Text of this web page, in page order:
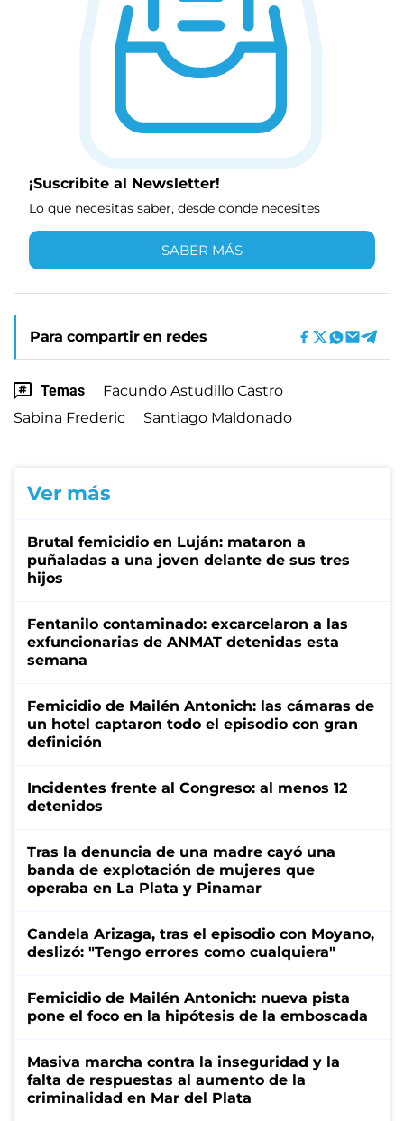
¡Suscribite al Newsletter!
Lo que necesitas saber, desde donde necesites
SABER MÁS
Para compartir en redes
Temas
Facundo Astudillo Castro
Sabina Frederic
Santiago Maldonado
Ver más
Brutal femicidio en Luján: mataron a
puñaladas a una joven delante de sus tres
hijos
Fentanilo contaminado: excarcelaron a las
exfuncionarias de ANMAT detenidas esta
semana
Femicidio de Mailén Antonich: las cámaras de
un hotel captaron todo el episodio con gran
definición
Incidentes frente al Congreso: al menos 12
detenidos
Tras la denuncia de una madre cayó una
banda de explotación de mujeres que
operaba en La Plata y Pinamar
Candela Arizaga, tras el episodio con Moyano,
deslizó: "Tengo errores como cualquiera"
Femicidio de Mailén Antonich: nueva pista
pone el foco en la hipótesis de la emboscada
Masiva marcha contra la inseguridad y la
falta de respuestas al aumento de la
criminalidad en Mar del Plata